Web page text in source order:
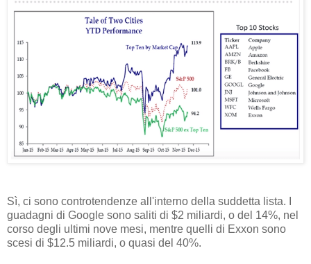
Sì, ci sono controtendenze all'interno della suddetta lista. I
guadagni di Google sono saliti di $2 miliardi, o del 14%, nel
corso degli ultimi nove mesi, mentre quelli di Exxon sono
scesi di $12.5 miliardi, o quasi del 40%.